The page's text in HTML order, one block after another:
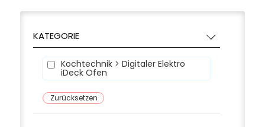
KATEGORIE
Kochtechnik > Digitaler Elektro
iDeck Ofen
Zurücksetzen